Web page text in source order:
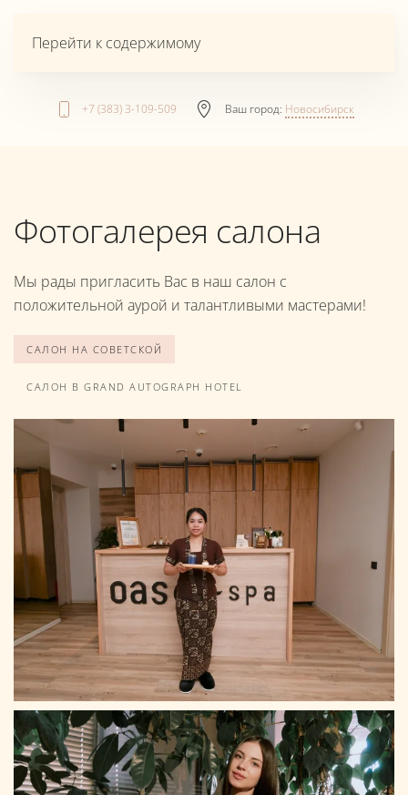
Перейти к содержимому
+7 (383) 3-109-509 Ваш город: Новосибирск
Фотогалерея салона
Мы рады пригласить Вас в наш салон с
положительной аурой и талантливыми мастерами!
САЛОН НА СОВЕТСКОЙ
САЛОН В GRAND AUTOGRAPH HOTEL